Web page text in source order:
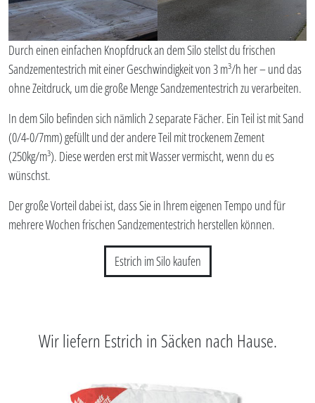
Durch einen einfachen Knopfdruck an dem Silo stellst du frischen
Sandzementestrich mit einer Geschwindigkeit von 3 m³/h her – und das
ohne Zeitdruck, um die große Menge Sandzementestrich zu verarbeiten.
In dem Silo befinden sich nämlich 2 separate Fächer. Ein Teil ist mit Sand
(0/4-0/7mm) gefüllt und der andere Teil mit trockenem Zement
(250kg/m³). Diese werden erst mit Wasser vermischt, wenn du es
wünschst.
Der große Vorteil dabei ist, dass Sie in Ihrem eigenen Tempo und für
mehrere Wochen frischen Sandzementestrich herstellen können.
Estrich im Silo kaufen
Wir liefern Estrich in Säcken nach Hause.